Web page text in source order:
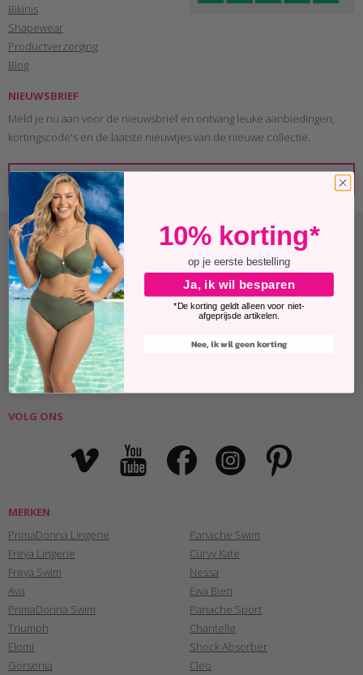
Bikinis
Shapewear
Productverzorging
Blog
NIEUWSBRIEF
Meld je nu aan voor de nieuwsbrief en ontvang leuke aanbiedingen,
kortingscode's en de laatste nieuwtjes van de nieuwe collectie.
BETALING
LEVERING
VOLG ONS
MERKEN
PrimaDonna Lingerie
Freya Lingerie
Freya Swim
Ava
PrimaDonna Swim
Triumph
Elomi
Gorsenia
Panache Swim
Curvy Kate
Nessa
Ewa Bien
Panache Sport
Chantelle
Shock Absorber
Cleo
10% korting*
op je eerste bestelling
Ja, ik wil besparen
*De korting geldt alleen voor niet-
afgeprijsde artikelen.
Nee, ik wil geen korting